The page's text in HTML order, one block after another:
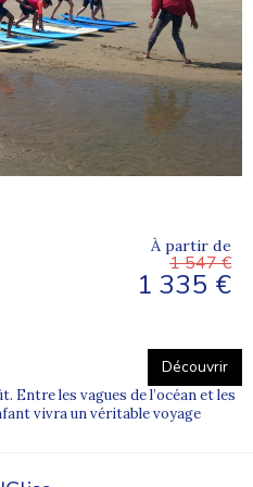
pour les séjours au bord de
environnement idéal pour vivre
jeux de plage et découvertes
ses grands sites de loisirs,
et des adolescents.
dimension spectaculaire,
À partir de
1 547 €
1 335 €
Découvrir
Entre les vagues de l’océan et les
vivra un véritable voyage